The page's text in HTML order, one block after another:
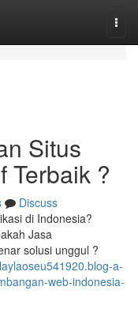
Situs
Terbaik ?
Discuss
di Indonesia?
Jasa
solusi unggul ?
a-
web-indonesia-